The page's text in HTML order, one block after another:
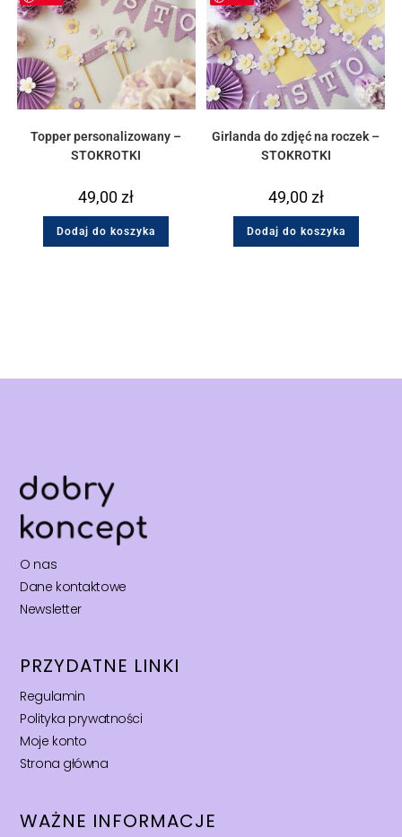
Topper personalizowany –
STOKROTKI
49,00zł
Dodaj do koszyka
Girlanda do zdjęć na roczek –
STOKROTKI
49,00zł
Dodaj do koszyka
O nas
Dane kontaktowe
Newsletter
PRZYDATNE LINKI
Regulamin
Polityka prywatności
Moje konto
Strona główna
WAŻNE INFORMACJE